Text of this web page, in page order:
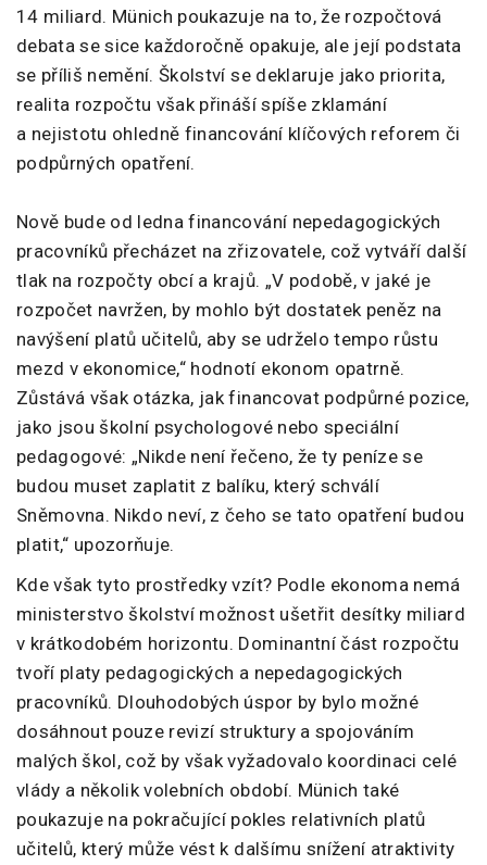
14 miliard. Münich poukazuje na to, že rozpočtová
debata se sice každoročně opakuje, ale její podstata
se příliš nemění. Školství se deklaruje jako priorita,
realita rozpočtu však přináší spíše zklamání
a nejistotu ohledně financování klíčových reforem či
podpůrných opatření.
Nově bude od ledna financování nepedagogických
pracovníků přecházet na zřizovatele, což vytváří další
tlak na rozpočty obcí a krajů. „V podobě, v jaké je
rozpočet navržen, by mohlo být dostatek peněz na
navýšení platů učitelů, aby se udrželo tempo růstu
mezd v ekonomice,“ hodnotí ekonom opatrně.
Zůstává však otázka, jak financovat podpůrné pozice,
jako jsou školní psychologové nebo speciální
pedagogové: „Nikde není řečeno, že ty peníze se
budou muset zaplatit z balíku, který schválí
Sněmovna. Nikdo neví, z čeho se tato opatření budou
platit,“ upozorňuje.
Kde však tyto prostředky vzít? Podle ekonoma nemá
ministerstvo školství možnost ušetřit desítky miliard
v krátkodobém horizontu. Dominantní část rozpočtu
tvoří platy pedagogických a nepedagogických
pracovníků. Dlouhodobých úspor by bylo možné
dosáhnout pouze revizí struktury a spojováním
malých škol, což by však vyžadovalo koordinaci celé
vlády a několik volebních období. Münich také
poukazuje na pokračující pokles relativních platů
učitelů, který může vést k dalšímu snížení atraktivity